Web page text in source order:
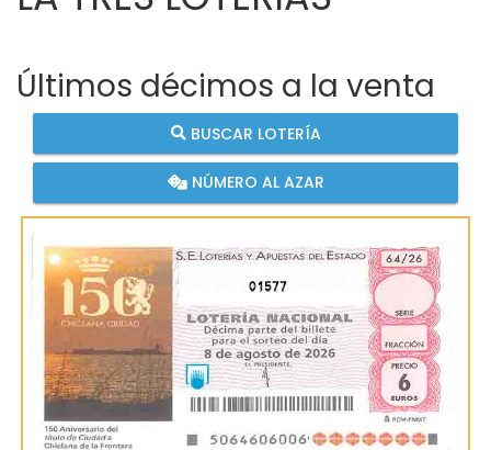
Últimos décimos a la venta
BUSCAR LOTERÍA
NÚMERO AL AZAR
01577